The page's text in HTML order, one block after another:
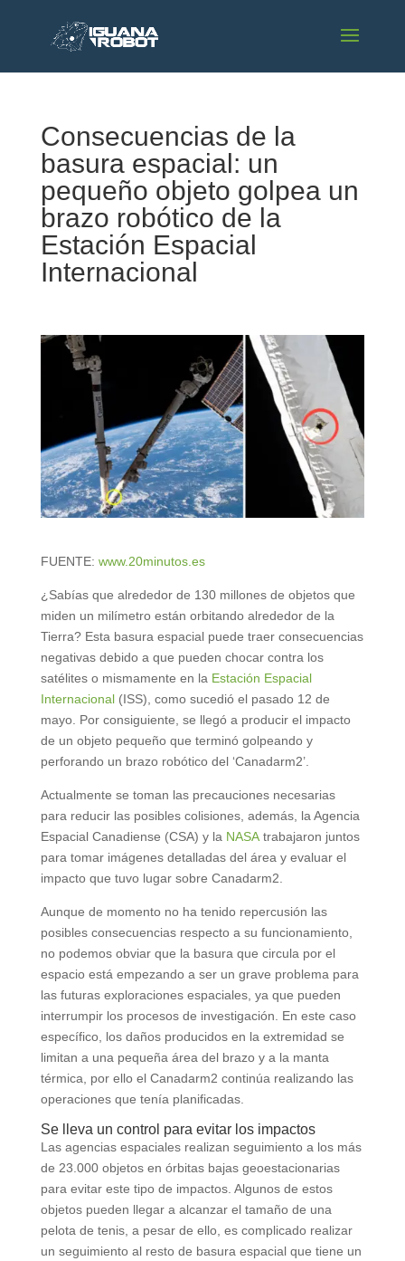
Consecuencias de la
basura espacial: un
pequeño objeto golpea un
brazo robótico de la
Estación Espacial
Internacional
FUENTE: www.20minutos.es
¿Sabías que alrededor de 130 millones de objetos que
miden un milímetro están orbitando alrededor de la
Tierra? Esta basura espacial puede traer consecuencias
negativas debido a que pueden chocar contra los
satélites o mismamente en la Estación Espacial
Internacional(ISS), como sucedió el pasado 12 de
mayo. Por consiguiente, se llegó a producir el impacto
de un objeto pequeño que terminó golpeando y
perforando un brazo robótico del ‘Canadarm2’.
Actualmente se toman las precauciones necesarias
para reducir las posibles colisiones, además, la Agencia
Espacial Canadiense (CSA) y la NASAtrabajaron juntos
para tomar imágenes detalladas del área y evaluar el
impacto que tuvo lugar sobre Canadarm2.
Aunque de momento no ha tenido repercusión las
posibles consecuencias respecto a su funcionamiento,
no podemos obviar que la basura que circula por el
espacio está empezando a ser un grave problema para
las futuras exploraciones espaciales, ya que pueden
interrumpir los procesos de investigación. En este caso
específico, los daños producidos en la extremidad se
limitan a una pequeña área del brazo y a la manta
térmica, por ello el Canadarm2 continúa realizando las
operaciones que tenía planificadas.
Se lleva un control para evitar los impactos
Las agencias espaciales realizan seguimiento a los más
de 23.000 objetos en órbitas bajas geoestacionarias
para evitar este tipo de impactos. Algunos de estos
objetos pueden llegar a alcanzar el tamaño de una
pelota de tenis, a pesar de ello, es complicado realizar
un seguimiento al resto de basura espacial que tiene un